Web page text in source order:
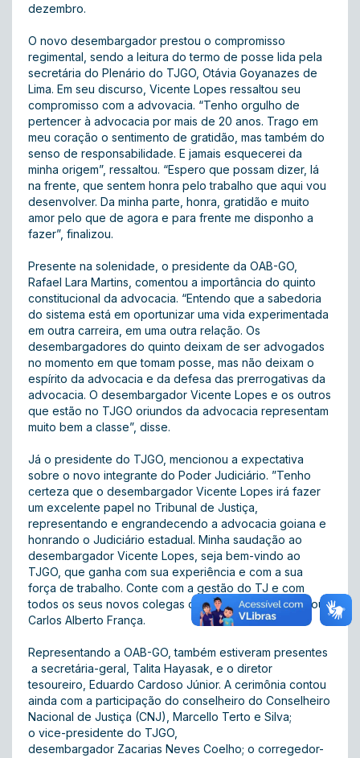
dezembro .
O novo desembargador prestou o compromisso
regimental, sendo a leitura do termo de posse lida pela
secretária do Plenário do TJGO, Otávia Goyanazes de
Lima. Em seu discurso, Vicente Lopes ressaltou seu
compromisso com a advovacia. “Tenho orgulho de
pertencer à advocacia por mais de 20 anos. Trago em
meu coração o sentimento de gratidão, mas também do
senso de responsabilidade. E jamais esquecerei da
minha origem”, ressaltou. “Espero que possam dizer, lá
na frente, que sentem honra pelo trabalho que aqui vou
desenvolver. Da minha parte, honra, gratidão e muito
amor pelo que de agora e para frente me disponho a
fazer”, finalizou.
Presente na solenidade, o presidente da OAB-GO,
Rafael Lara Martins, comentou a importância do quinto
constitucional da advocacia. “Entendo que a sabedoria
do sistema está em oportunizar uma vida experimentada
em outra carreira, em uma outra relação. Os
desembargadores do quinto deixam de ser advogados
no momento em que tomam posse, mas não deixam o
espírito da advocacia e da defesa das prerrogativas da
advocacia. O desembargador Vicente Lopes e os outros
que estão no TJGO oriundos da advocacia representam
muito bem a classe”, disse.
Já o presidente do TJGO, mencionou a expectativa
sobre o novo integrante do Poder Judiciário. ”Tenho
certeza que o desembargador Vicente Lopes irá fazer
um excelente papel no Tribunal de Justiça,
representando e engrandecendo a advocacia goiana e
honrando o Judiciário estadual. Minha saudação ao
desembargador Vicente Lopes, seja bem-vindo ao
TJGO, que ganha com sua experiência e com a sua
força de trabalho. Conte com a gestão do TJ e com
todos os seus novos colegas de magistratura”, finalizou
Carlos Alberto França.
Representando a OAB-GO, também estiveram presentes
a secretária-geral, Talita Hayasak, e o diretor
tesoureiro, Eduardo Cardoso Júnior. A cerimônia contou
ainda com a participação do conselheiro do Conselheiro
Nacional de Justiça (CNJ), Marcello Terto e Silva;
o vice-presidente do TJGO,
desembargador Zacarias Neves Coelho; o corregedor-